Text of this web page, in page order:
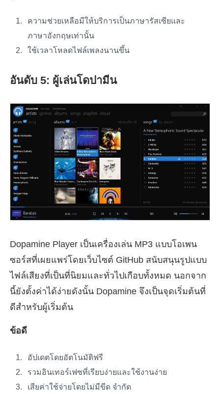
ความช่วยเหลือมีให้บริการเป็นภาษารัสเซียและ
ภาษาอังกฤษเท่านั้น
ใช้เวลาโหลดไฟล์เพลงนานขึ้น
อันดับ 5: ผู้เล่นโดปามีน
Dopamine Player เป็นเครื่องเล่น MP3 แบบโอเพน
ซอร์สที่เผยแพร่โดยเว็บไซต์ GitHub สนับสนุนรูปแบบ
ไฟล์เสียงที่เป็นที่นิยมและทั่วไปเกือบทั้งหมด นอกจาก
นี้ยังตั้งค่าได้ง่ายดังนั้น Dopamine จึงเป็นจุดเริ่มต้นที่
ดีสำหรับผู้เริ่มต้น
ข้อดี
อัปเดตโดยอัตโนมัติฟรี
รวมอินเทอร์เฟซที่เรียบง่ายและใช้งานง่าย
เสียค่าใช้จ่ายโดยไม่มีขีด จำกัด